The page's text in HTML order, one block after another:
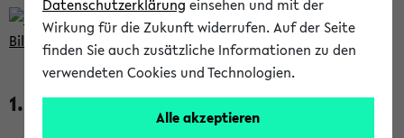
o
1. Fakultät für Mathematik
Datenschutzerklärung einsehen und mit der
Wirkung für die Zukunft widerrufen. Auf der Seite
finden Sie auch zusätzliche Informationen zu den
verwendeten Cookies und Technologien.
Alle akzeptieren